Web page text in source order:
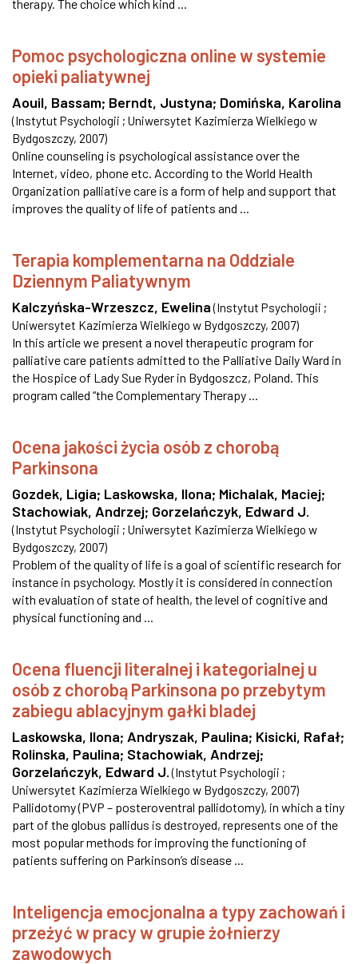
therapy. The choice which kind ...
Pomoc psychologiczna online w systemie
opieki paliatywnej
Aouil, Bassam; Berndt, Justyna; Domińska, Karolina
(Instytut Psychologii ; Uniwersytet Kazimierza Wielkiego w
Bydgoszczy, 2007)
Online counseling is psychological assistance over the
Internet, video, phone etc. According to the World Health
Organization palliative care is a form of help and support that
improves the quality of life of patients and ...
Terapia komplementarna na Oddziale
Dziennym Paliatywnym
Kalczyńska-Wrzeszcz, Ewelina (Instytut Psychologii ;
Uniwersytet Kazimierza Wielkiego w Bydgoszczy, 2007)
In this article we present a novel therapeutic program for
palliative care patients admitted to the Palliative Daily Ward in
the Hospice of Lady Sue Ryder in Bydgoszcz, Poland. This
program called “the Complementary Therapy ...
Ocena jakości życia osób z chorobą
Parkinsona
Gozdek, Ligia; Laskowska, Ilona; Michalak, Maciej;
Stachowiak, Andrzej; Gorzelańczyk, Edward J.
(Instytut Psychologii ; Uniwersytet Kazimierza Wielkiego w
Bydgoszczy, 2007)
Problem of the quality of life is a goal of scientific research for
instance in psychology. Mostly it is considered in connection
with evaluation of state of health, the level of cognitive and
physical functioning and ...
Ocena fluencji literalnej i kategorialnej u
osób z chorobą Parkinsona po przebytym
zabiegu ablacyjnym gałki bladej
Laskowska, Ilona; Andryszak, Paulina; Kisicki, Rafał;
Rolinska, Paulina; Stachowiak, Andrzej;
Gorzelańczyk, Edward J. (Instytut Psychologii ;
Uniwersytet Kazimierza Wielkiego w Bydgoszczy, 2007)
Pallidotomy (PVP – posteroventral pallidotomy), in which a tiny
part of the globus pallidus is destroyed, represents one of the
most popular methods for improving the functioning of
patients suffering on Parkinson’s disease ...
Inteligencja emocjonalna a typy zachowań i
przeżyć w pracy w grupie żołnierzy
zawodowych